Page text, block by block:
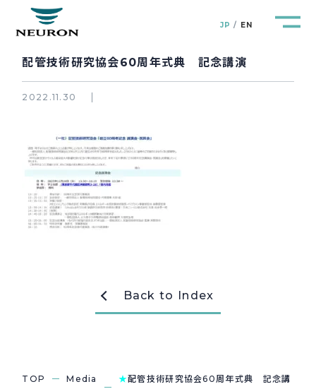
JP EN
管路防災研究所 Pipeline Resilience Lab.
企業情報 Company
製品＆サービス Products&Service
News&Topics
配管技術研究協会60周年式典 記念講演
2022.11.30
Back to Index
TOP Media ★配管技術研究協会60周年式典 記念講